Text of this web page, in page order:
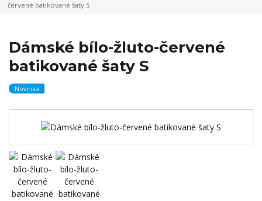
červené batikované šaty S
Dámské bílo-žluto-červené
batikované šaty S
Novinka